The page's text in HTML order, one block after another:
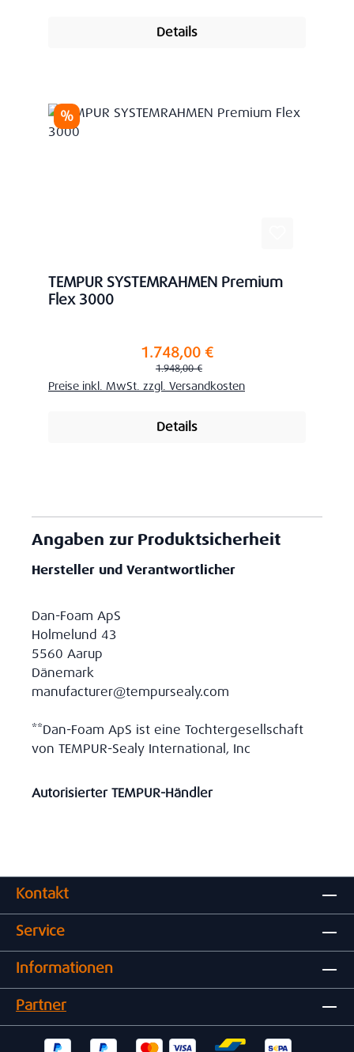
Details
Rabatt
%
TEMPUR SYSTEMRAHMEN Premium
Flex 3000
Verkaufspreis:1.748,00 €
Regulärer Preis:
1.948,00 €
Preise inkl. MwSt. zzgl. Versandkosten
Details
Angaben zur Produktsicherheit
Hersteller und Verantwortlicher
Dan-Foam ApS
Holmelund 43
5560 Aarup
Dänemark
manufacturer@tempursealy.com
**Dan-Foam ApS ist eine Tochtergesellschaft
von TEMPUR-Sealy International, Inc
Autorisierter TEMPUR-Händler
Kontakt
Service
Informationen
Partner